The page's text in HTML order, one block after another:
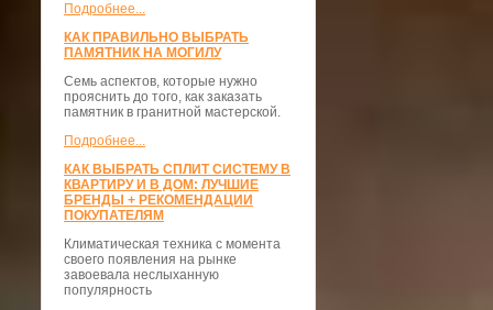
Подробнее...
КАК ПРАВИЛЬНО ВЫБРАТЬ
ПАМЯТНИК НА МОГИЛУ
Семь аспектов, которые нужно
прояснить до того, как заказать
памятник в гранитной мастерской.
Подробнее...
КАК ВЫБРАТЬ СПЛИТ СИСТЕМУ В
КВАРТИРУ И В ДОМ: ЛУЧШИЕ
БРЕНДЫ + РЕКОМЕНДАЦИИ
ПОКУПАТЕЛЯМ
Климатическая техника с момента
своего появления на рынке
завоевала неслыханную
популярность